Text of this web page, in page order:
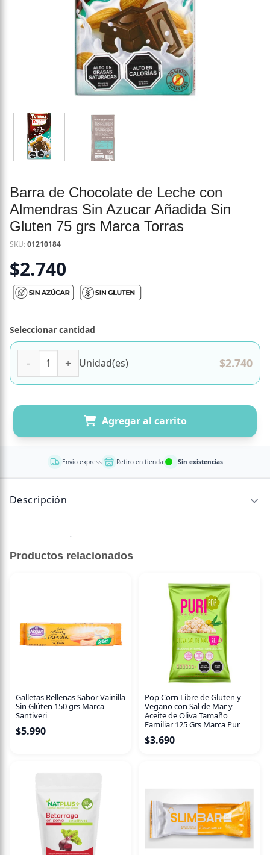
Barra de Chocolate de Leche con
Almendras Sin Azucar Añadida Sin
Gluten 75 grs Marca Torras
SKU:01210184
$2.740
Seleccionar cantidad
Unidad(es) $2.740
Agregar al carrito
Envío express Retiro en tienda Sin existencias
Descripción
Sin descripción disponible.
Productos relacionados
Galletas Rellenas Sabor Vainilla
Sin Glúten 150 grs Marca
Santiveri
$5.990
Pop Corn Libre de Gluten y
Vegano con Sal de Mar y
Aceite de Oliva Tamaño
Familiar 125 Grs Marca Pur
$3.690